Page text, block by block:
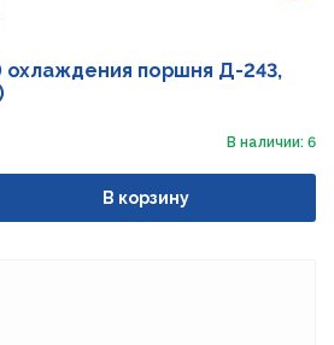
охлаждения поршня Д-243,
В наличии: 6
В корзину